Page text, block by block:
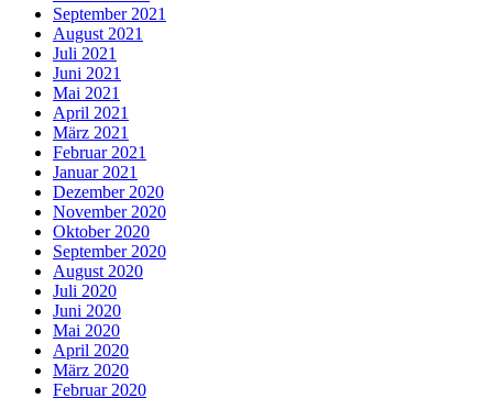
September 2021
August 2021
Juli 2021
Juni 2021
Mai 2021
April 2021
März 2021
Februar 2021
Januar 2021
Dezember 2020
November 2020
Oktober 2020
September 2020
August 2020
Juli 2020
Juni 2020
Mai 2020
April 2020
März 2020
Februar 2020